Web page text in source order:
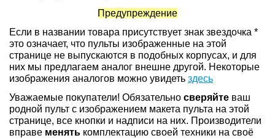
Предупреждение
Если в названии товара присутствует знак звездочка *
это означает, что пульты изображенные на этой
странице не выпускаются в подобных корпусах, и для
них мы предлагаем аналог внешне другой. Некоторые
изображения аналогов можно увидеть здесь
Уважаемые покупатели! Обязательно сверяйте ваш
родной пульт с изображением макета пульта на этой
странице, все кнопки и надписи на них. Производители
вправе менять комплектацию своей техники на своё